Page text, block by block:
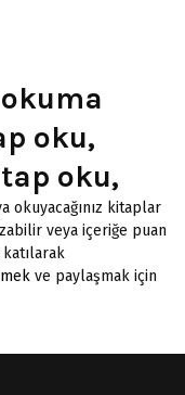
oku,
oku,
okuyacağınız kitaplar
veya içeriğe puan
ve paylaşmak için